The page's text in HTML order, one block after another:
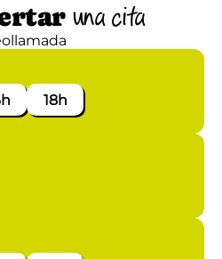
una cita
18h